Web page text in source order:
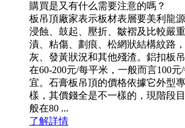
購買是又有什么需要注意的嗎？
板吊頂廠家表示板材表層要美利龍
浸蝕、鼓起、壓折、皺褶及比較嚴
漬、粘傷、劃痕、松網狀結構紋路
灰、發黃狀況和其他殘渣。鋁扣板
在60-200元/每平米，一般而言100
宜。石膏板吊頂的價格依據它外型
樣，其價錢全是不一樣的，現階段
般在80 ...
了解詳情